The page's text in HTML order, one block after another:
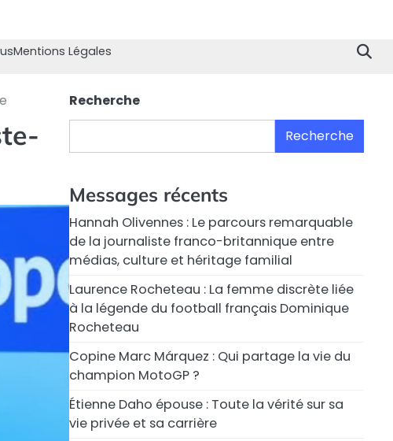
Mentions Légales
Recherche
Recherche
Messages récents
Hannah Olivennes : Le parcours remarquable
de la journaliste franco-britannique entre
médias, culture et héritage familial
Laurence Rocheteau : La femme discrète liée
à la légende du football français Dominique
Rocheteau
Copine Marc Márquez : Qui partage la vie du
champion MotoGP ?
Étienne Daho épouse : Toute la vérité sur sa
vie privée et sa carrière